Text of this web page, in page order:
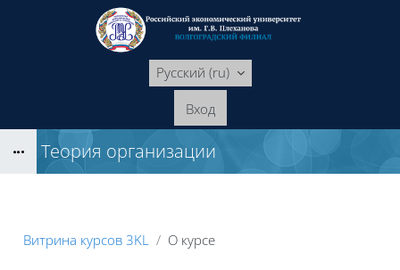
Перейти к основному содержанию
Русский ‎(ru)‎
Вход
Теория организации
Витрина курсов 3KL О курсе